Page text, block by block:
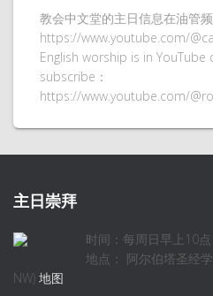
教会中文堂的主日信息在油管
https://www.youtube.com/
English worship is in
subscribe：
https://www.youtube.com/
主日崇拜
时间：每周日早上10点
地点： 阿尔伯塔圣经
NW) 地图